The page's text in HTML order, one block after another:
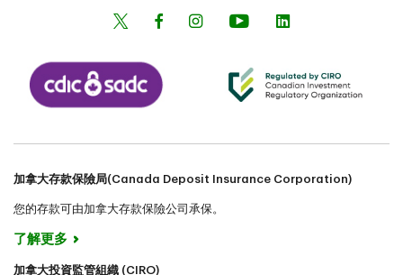
加拿大存款保險局(Canada Deposit Insurance Corporation)
您的存款可由加拿大存款保險公司承保。
了解更多
加拿大投資監管組織 (CIRO)